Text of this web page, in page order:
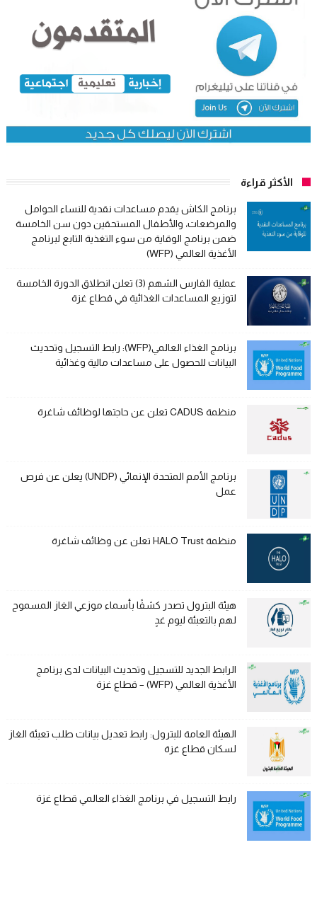
الأكثر قراءة
برنامج الكاش يقدم مساعدات نقدية للنساء الحوامل
والمرضعات، والأطفال المستحقين دون سن الخامسة
ضمن برنامج الوقاية من سوء التغذية التابع لبرنامج
الأغذية العالمي (WFP)
عملية الفارس الشهم (3) تعلن انطلاق الدورة الخامسة
لتوزيع المساعدات الغذائية في قطاع غزة
برنامج الغذاء العالمي(WFP): رابط التسجيل وتحديث
البيانات للحصول على مساعدات مالية وغذائية
منظمة CADUS تعلن عن حاجتها لوظائف شاغرة
برنامج الأمم المتحدة الإنمائي (UNDP) يعلن عن فرص
عمل
منظمة HALO Trust تعلن عن وظائف شاغرة
هيئة البترول تصدر كشفًا بأسماء موزعي الغاز المسموح
لهم بالتعبئة ليوم غدٍ
الرابط الجديد للتسجيل وتحديث البيانات لدى برنامج
الأغذية العالمي (WFP) – قطاع غزة
الهيئة العامة للبترول: رابط تعديل بيانات طلب تعبئة الغاز
لسكان قطاع غزة
رابط التسجيل في برنامج الغذاء العالمي قطاع غزة